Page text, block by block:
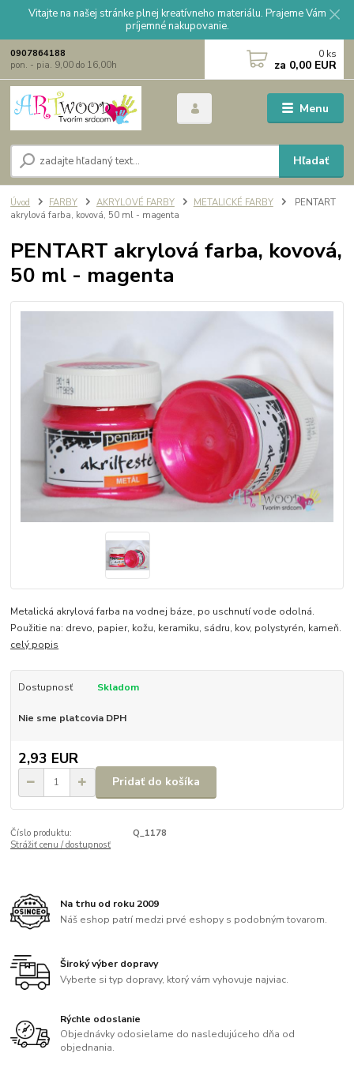
Vitajte na našej stránke plnej kreatívneho materiálu. Prajeme Vám
príjemné nakupovanie.
Menu
Hľadať
0907864188
pon. - pia. 9,00 do 16,00h
0 ks
za 0,00 EUR
Úvod FARBY AKRYLOVÉ FARBY METALICKÉ FARBY
PENTART
akrylová farba, kovová, 50 ml - magenta
PENTART akrylová farba, kovová,
50 ml - magenta
Metalická akrylová farba na vodnej báze, po uschnutí vode odolná.
Použitie na: drevo, papier, kožu, keramiku, sádru, kov, polystyrén, kameň.
celý popis
Dostupnosť Skladom
Nie sme platcovia DPH
2,93 EUR
Pridať do košíka
Číslo produktu:
Q_1178
Strážiť cenu / dostupnosť
Na trhu od roku 2009
Náš eshop patrí medzi prvé eshopy s podobným tovarom.
Široký výber dopravy
Vyberte si typ dopravy, ktorý vám vyhovuje najviac.
Rýchle odoslanie
Objednávky odosielame do nasledujúceho dňa od
objednania.